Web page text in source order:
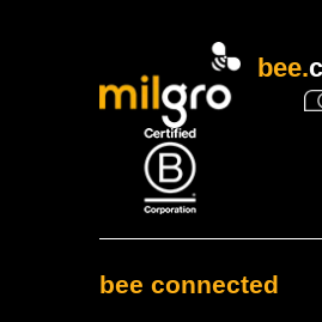
bee.
bee connected